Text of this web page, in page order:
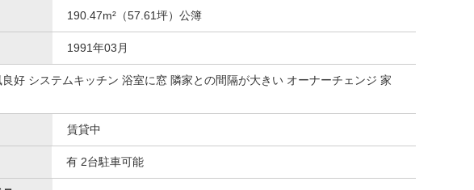
190.47m²（57.61坪）公簿
1991年03月
好 システムキッチン 浴室に窓 隣家との間隔が大きい オーナーチェンジ 家
賃貸中
有 2台駐車可能